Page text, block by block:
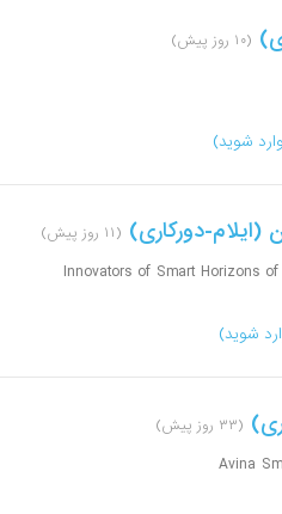
(۱۰ روز پیش)
شوید)
دورکاری) (۱۱ روز پیش)
شوید)
(۳۳ روز پیش)